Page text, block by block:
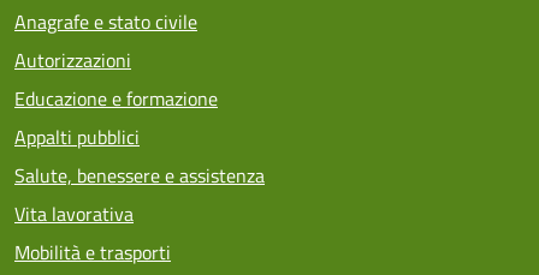
Anagrafe e stato civile
Autorizzazioni
Educazione e formazione
Appalti pubblici
Salute, benessere e assistenza
Vita lavorativa
Mobilità e trasporti